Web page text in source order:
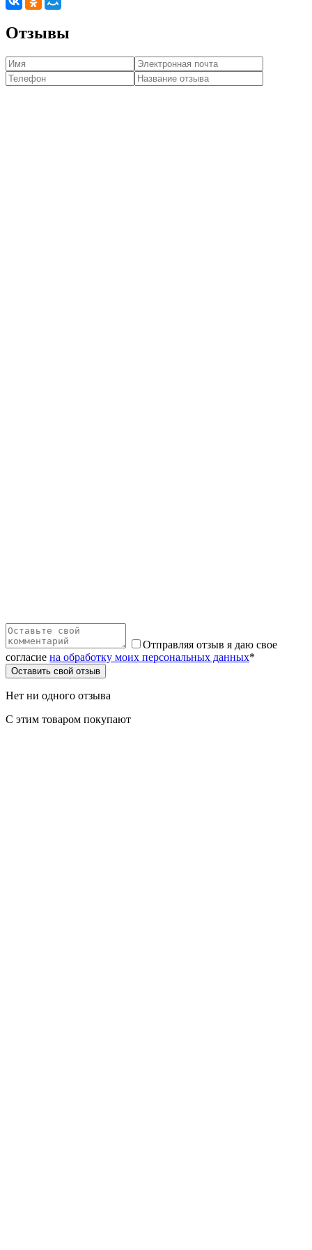
Отзывы
Отправляя отзыв я даю свое
согласие на обработку моих персональных данных*
Оставить свой отзыв
Нет ни одного отзыва
С этим товаром покупают